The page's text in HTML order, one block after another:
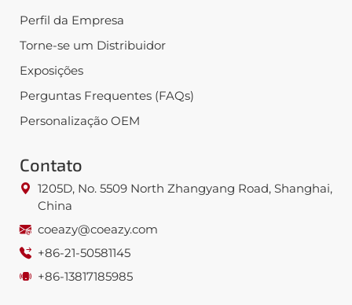
Perfil da Empresa
Torne-se um Distribuidor
Exposições
Perguntas Frequentes (FAQs)
Personalização OEM
Contato
1205D, No. 5509 North Zhangyang Road, Shanghai,
China
coeazy@coeazy.com
+86-21-50581145
+86-13817185985